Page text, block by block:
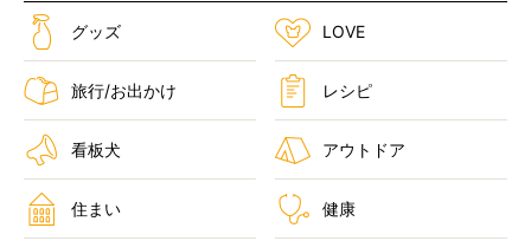
グッズ LOVE
旅行/お出かけ レシピ
看板犬 アウトドア
住まい 健康